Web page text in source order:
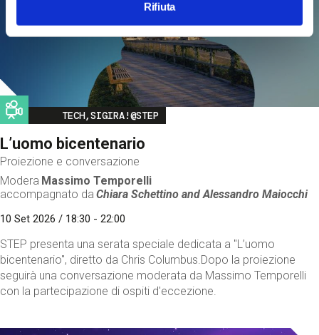
Rifiuta
Image
TECH,SIGIRA!@STEP
L’uomo bicentenario
Proiezione e conversazione
Modera Massimo Temporelli
accompagnato da Chiara Schettino andAlessandro Maiocchi
10 Set 2026 / 18:30 - 22:00
STEP presenta una serata speciale dedicata a "L’uomo
bicentenario", diretto da Chris Columbus.Dopo la proiezione
seguirà una conversazione moderata da Massimo Temporelli
con la partecipazione di ospiti d'eccezione.